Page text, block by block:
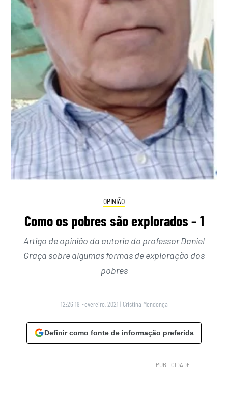
OPINIÃO
Como os pobres são explorados – 1
Artigo de opinião da autoria do professor Daniel
Graça sobre algumas formas de exploração dos
pobres
12:26 19 Fevereiro, 2021 | Cristina Mendonça
Definir como fonte de informação preferida